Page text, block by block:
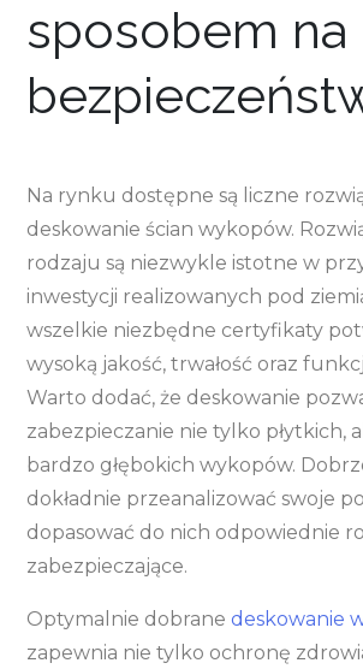
sposobem na
Na rynku dostępne są liczne
deskowanie ścian wykopów.
rodzaju są niezwykle istotne w
inwestycji realizowanych pod
wszelkie niezbędne certyfikaty
wysoką jakość, trwałość oraz
Warto dodać, że deskowanie
zabezpieczanie nie tylko płytkich,
bardzo głębokich wykopów.
dokładnie przeanalizować swoje
dopasować do nich odpowiednie
zabezpieczające.
Optymalnie dobranedeskowanie
zapewnia nie tylko ochronę